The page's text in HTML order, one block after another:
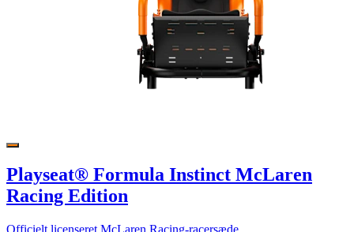
Playseat® Formula Instinct McLaren
Racing Edition